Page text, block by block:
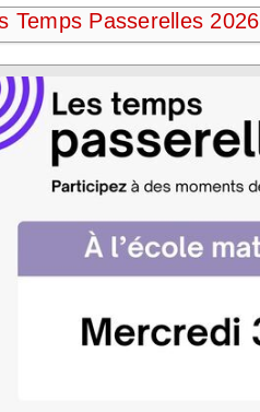
Temps Passerelles 2026